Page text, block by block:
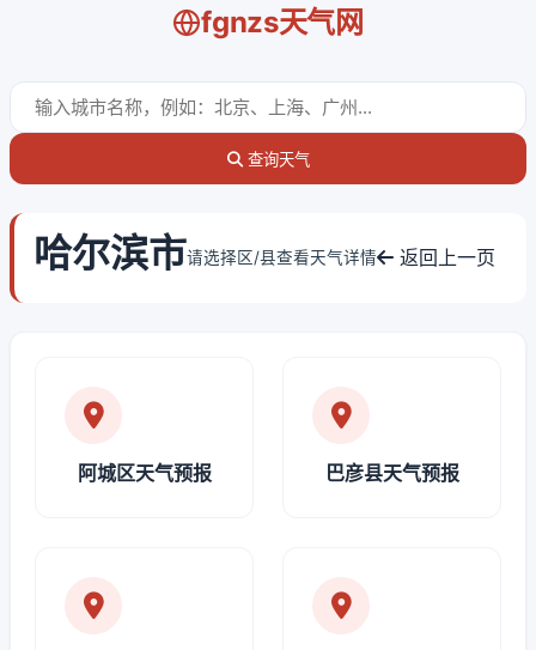
fgnzs天气网
查询天气
哈尔滨市请选择区/县查看天气详情 返回上一页
阿城区天气预报 巴彦县天气预报